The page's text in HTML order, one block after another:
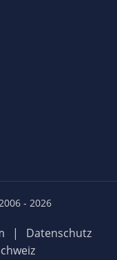
- 2026
|
Datenschutz